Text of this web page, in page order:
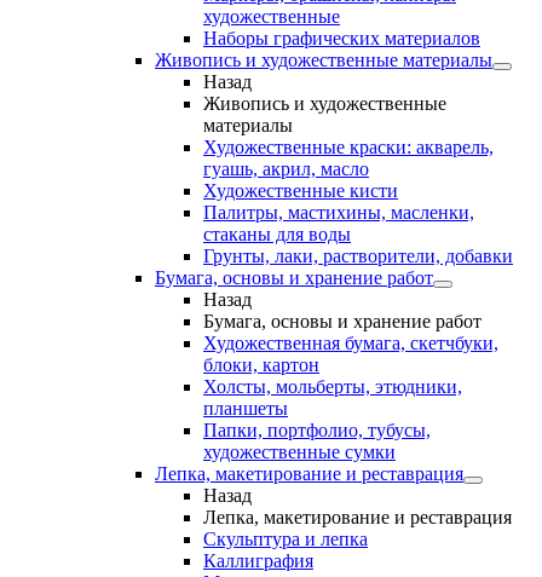
художественные
Наборы графических материалов
Живопись и художественные материалы
Назад
Живопись и художественные
материалы
Художественные краски: акварель,
гуашь, акрил, масло
Художественные кисти
Палитры, мастихины, масленки,
стаканы для воды
Грунты, лаки, растворители, добавки
Бумага, основы и хранение работ
Назад
Бумага, основы и хранение работ
Художественная бумага, скетчбуки,
блоки, картон
Холсты, мольберты, этюдники,
планшеты
Папки, портфолио, тубусы,
художественные сумки
Лепка, макетирование и реставрация
Назад
Лепка, макетирование и реставрация
Скульптура и лепка
Каллиграфия